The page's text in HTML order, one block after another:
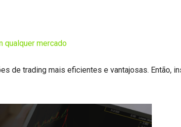
qualquer mercado
de trading mais eficientes e vantajosas. Então,